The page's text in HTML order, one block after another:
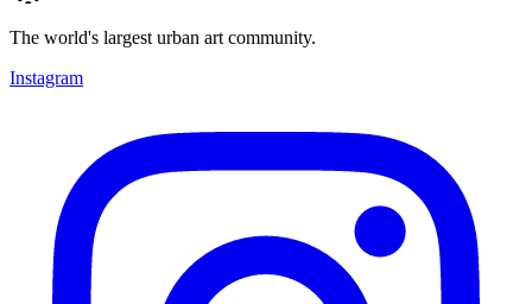
The world's largest urban art community.
Instagram